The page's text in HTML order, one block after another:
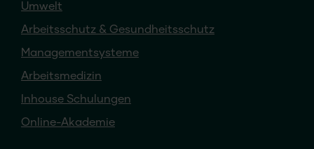
Umwelt
Arbeitsschutz & Gesundheitsschutz
Managementsysteme
Arbeitsmedizin
Inhouse Schulungen
Online-Akademie